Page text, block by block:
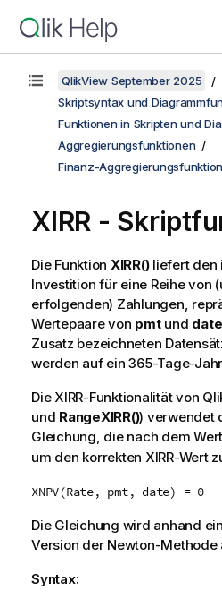
QlikView September 2025
Skriptsyntax und
Funktionen in Skripten und
Aggregierungsfunktionen
Finanz-
XIRR -
Die Funktion XIRR()liefert den
Investition für eine Reihe von
erfolgenden) Zahlungen,
Wertepaare von pmtund date
Zusatz bezeichneten
werden auf ein 365-Tage-
Die XIRR-Funktionalität von
und RangeXIRR()) verwendet
Gleichung, die nach dem Wert
um den korrekten XIRR-Wert
XNPV(Rate, pmt, date) = 0
Die Gleichung wird anhand
Version der Newton-Methode
Syntax: